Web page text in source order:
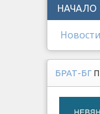
НАЧАЛО
Новости
БРАТ-БГ